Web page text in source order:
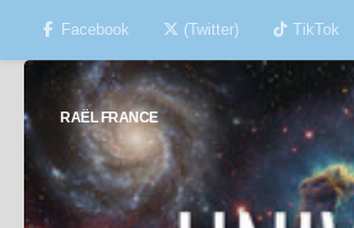
Skip to content
Facebook (Twitter) TikTok
RAËL FRANCE